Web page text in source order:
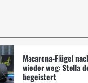
Macarena-Flügel
wieder weg: Stella
begeistert